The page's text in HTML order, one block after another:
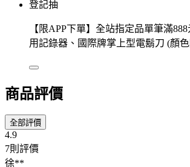
登記抽
【限APP下單】全站指定品單筆滿
用記錄器、國際牌掌上型電鬍刀 (顏
商品評價
全部評價
4.9
7則評價
徐**